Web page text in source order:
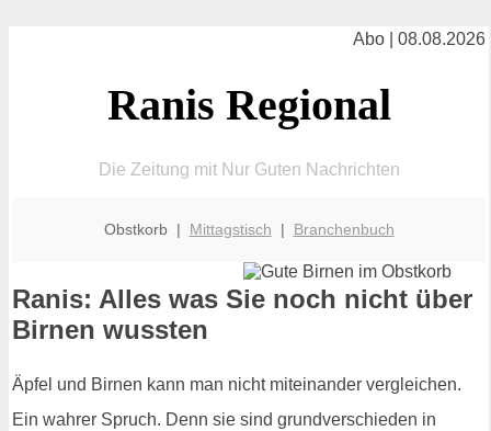
Abo | 08.08.2026
Ranis Regional
Die Zeitung mit Nur Guten Nachrichten
Obstkorb | Mittagstisch | Branchenbuch
Ranis: Alles was Sie noch nicht über
Birnen wussten
Äpfel und Birnen kann man nicht miteinander vergleichen.
Ein wahrer Spruch. Denn sie sind grundverschieden in